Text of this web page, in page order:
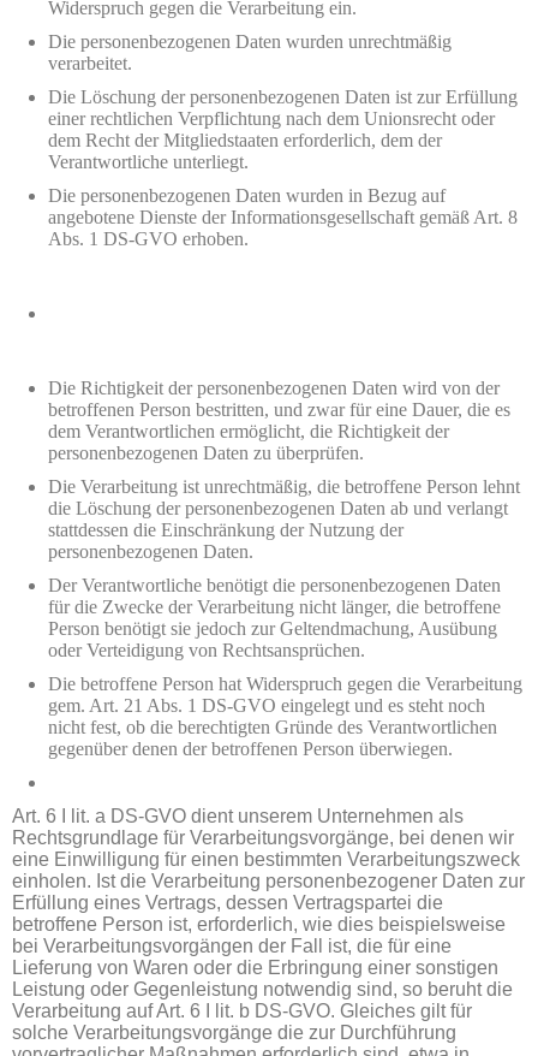
Widerspruch gegen die Verarbeitung ein.
Die personenbezogenen Daten wurden unrechtmäßig
verarbeitet.
Die Löschung der personenbezogenen Daten ist zur Erfüllung
einer rechtlichen Verpflichtung nach dem Unionsrecht oder
dem Recht der Mitgliedstaaten erforderlich, dem der
Verantwortliche unterliegt.
Die personenbezogenen Daten wurden in Bezug auf
angebotene Dienste der Informationsgesellschaft gemäß Art. 8
Abs. 1 DS-GVO erhoben.
Die Richtigkeit der personenbezogenen Daten wird von der
betroffenen Person bestritten, und zwar für eine Dauer, die es
dem Verantwortlichen ermöglicht, die Richtigkeit der
personenbezogenen Daten zu überprüfen.
Die Verarbeitung ist unrechtmäßig, die betroffene Person lehnt
die Löschung der personenbezogenen Daten ab und verlangt
stattdessen die Einschränkung der Nutzung der
personenbezogenen Daten.
Der Verantwortliche benötigt die personenbezogenen Daten
für die Zwecke der Verarbeitung nicht länger, die betroffene
Person benötigt sie jedoch zur Geltendmachung, Ausübung
oder Verteidigung von Rechtsansprüchen.
Die betroffene Person hat Widerspruch gegen die Verarbeitung
gem. Art. 21 Abs. 1 DS-GVO eingelegt und es steht noch
nicht fest, ob die berechtigten Gründe des Verantwortlichen
gegenüber denen der betroffenen Person überwiegen.
Art. 6 I lit. a DS-GVO dient unserem Unternehmen als
Rechtsgrundlage für Verarbeitungsvorgänge, bei denen wir
eine Einwilligung für einen bestimmten Verarbeitungszweck
einholen. Ist die Verarbeitung personenbezogener Daten zur
Erfüllung eines Vertrags, dessen Vertragspartei die
betroffene Person ist, erforderlich, wie dies beispielsweise
bei Verarbeitungsvorgängen der Fall ist, die für eine
Lieferung von Waren oder die Erbringung einer sonstigen
Leistung oder Gegenleistung notwendig sind, so beruht die
Verarbeitung auf Art. 6 I lit. b DS-GVO. Gleiches gilt für
solche Verarbeitungsvorgänge die zur Durchführung